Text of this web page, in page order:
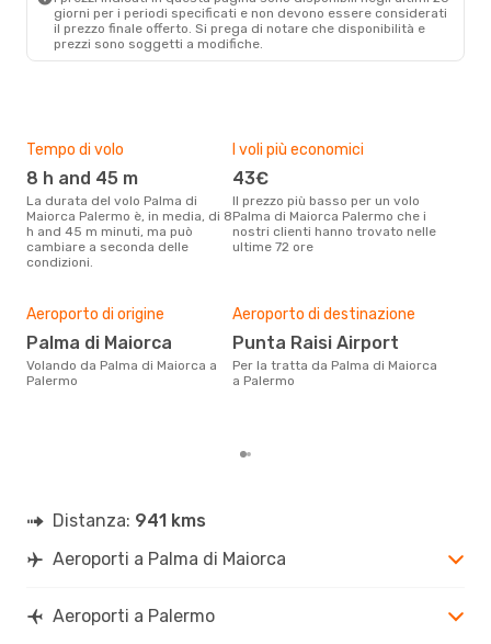
giorni per i periodi specificati e non devono essere considerati
il ​​prezzo finale offerto. Si prega di notare che disponibilità e
prezzi sono soggetti a modifiche.
Tempo di volo
8 h and 45 m
La durata del volo Palma di
Maiorca Palermo è, in media, di 8
h and 45 m minuti, ma può
cambiare a seconda delle
condizioni.
I voli più economici
43€
Il prezzo più basso per un volo
Palma di Maiorca Palermo che i
nostri clienti hanno trovato nelle
ultime 72 ore
Aeroporto di origine
Palma di Maiorca
Volando da Palma di Maiorca a
Palermo
Aeroporto di destinazione
Punta Raisi Airport
Per la tratta da Palma di Maiorca
a Palermo
Distanza: 941 kms
Aeroporti a Palma di Maiorca
Aeroporti a Palermo